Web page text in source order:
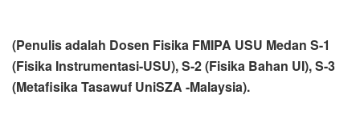
(Penulis adalah Dosen Fisika FMIPA USU Medan S-1
(Fisika Instrumentasi-USU), S-2 (Fisika Bahan UI), S-3
(Metafisika Tasawuf UniSZA -Malaysia).